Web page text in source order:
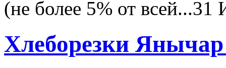
(не более 5% от всей...31
Хлеборезки Янычар